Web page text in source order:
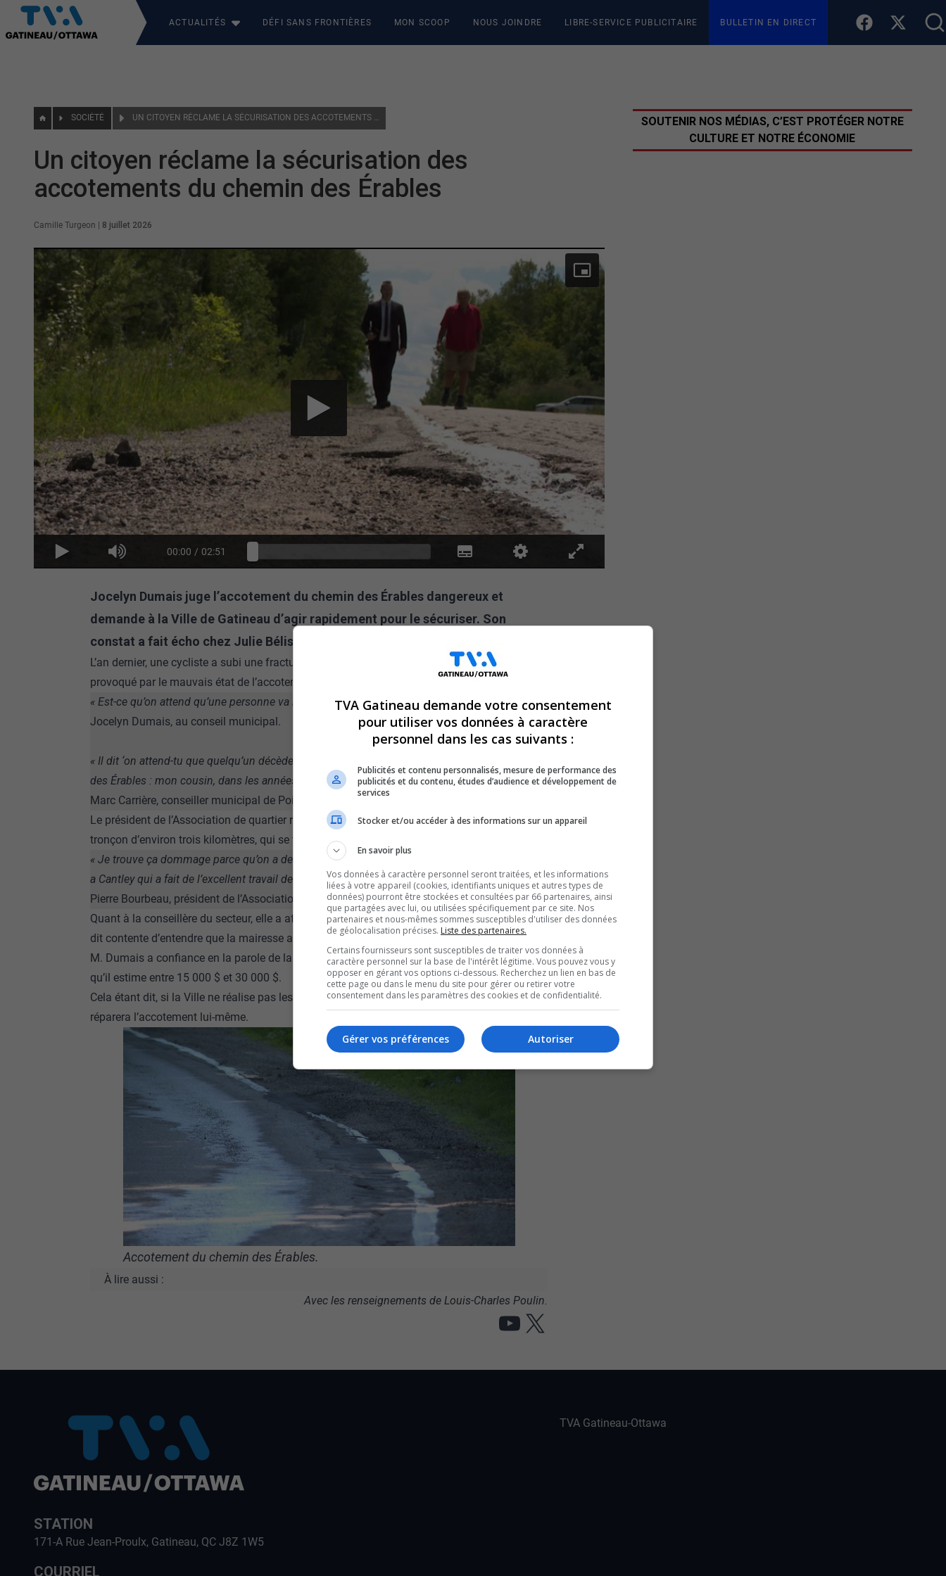
ACTUALITÉS DÉFI SANS FRONTIÈRES MON SCOOP NOUS JOINDRE LIBRE-SERVICE PUBLICITAIRE BULLETIN EN DIRECT
SOCIÉTÉ UN CITOYEN RÉCLAME LA SÉCURISATION DES ACCOTEMENTS DU CHEMIN DES ÉRABLES
Un citoyen réclame la sécurisation des
accotements du chemin des Érables
Camille Turgeon 8 juillet 2026
00:00 / 02:51
Jocelyn Dumais juge l’accotement du chemin des Érables dangereux et
demande à la Ville de Gatineau d’agir rapidement pour le sécuriser. Son
constat a fait écho chez Julie Bélisle, Marc Carrière et Pierre Bourbeau.
L’an dernier, une cycliste a subi une fracture du crâne dans le cadre d’un grave accident
provoqué par le mauvais état de l’accotement en question.
« Est-ce qu’on attend qu’une personne va mourir pour réparer ça? »
Jocelyn Dumais, au conseil municipal.
« Il dit ‘on attend-tu que quelqu’un décède?’ mais il y a déjà eu un décès dans cette portion-là
des Érables : mon cousin, dans les années ’70. »
Marc Carrière, conseiller municipal de Pointe-Gatineau.
Le président de l’Association de quartier revendique également la sécurisation du
tronçon d’environ trois kilomètres, qui se trouve entre deux pistes cyclables.
« Je trouve ça dommage parce qu’on a des excellentes pistes cyclables juste en bas, puis il y
a Cantley qui a fait de l’excellent travail de piste cyclable sur la montée des Érables. »
Pierre Bourbeau, président de l’Association des résidents de Limbour.
Quant à la conseillère du secteur, elle a affirmé qu’elle fera de ce dossier une priorité, et s’est
dit contente d’entendre que la mairesse a envie de travailler en ce sens.
M. Dumais a confiance en la parole de la mairesse et croit qu’elle s’assurera que les travaux,
qu’il estime entre 15 000 $ et 30 000 $.
Cela étant dit, si la Ville ne réalise pas les travaux, il soutient qu’il achètera le matériel et
réparera l’accotement lui-même.
Accotement du chemin des Érables.
À lire aussi :
Avec les renseignements de Louis-Charles Poulin.
YouTube
X
SOUTENIR NOS MÉDIAS, C’EST PROTÉGER NOTRE
CULTURE ET NOTRE ÉCONOMIE
STATION
171-A Rue Jean-Proulx, Gatineau, QC J8Z 1W5
COURRIEL
TVA Gatineau-Ottawa
TVA Gatineau demande votre consentement
pour utiliser vos données à caractère
personnel dans les cas suivants :
Publicités et contenu personnalisés, mesure de performance des
publicités et du contenu, études d’audience et développement de
services
Stocker et/ou accéder à des informations sur un appareil
En savoir plus
Vos données à caractère personnel seront traitées, et les informations
liées à votre appareil (cookies, identifiants uniques et autres types de
données) pourront être stockées et consultées par 66 partenaires, ainsi
que partagées avec lui, ou utilisées spécifiquement par ce site. Nos
partenaires et nous-mêmes sommes susceptibles d'utiliser des données
de géolocalisation précises. Liste des partenaires.
Certains fournisseurs sont susceptibles de traiter vos données à
caractère personnel sur la base de l'intérêt légitime. Vous pouvez vous y
opposer en gérant vos options ci-dessous. Recherchez un lien en bas de
cette page ou dans le menu du site pour gérer ou retirer votre
consentement dans les paramètres des cookies et de confidentialité.
Autoriser
Gérer vos préférences